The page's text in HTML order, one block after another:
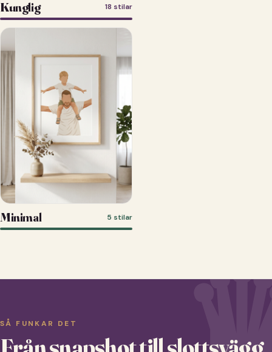
Kunglig 18 stilar
Minimal 5 stilar
SÅ FUNKAR DET